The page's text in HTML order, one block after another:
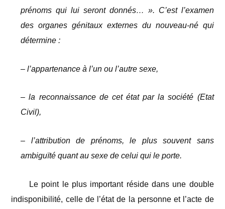
prénoms qui lui seront donnés… ». C’est l’examen
des organes génitaux externes du nouveau-né qui
détermine :
– l’appartenance à l’un ou l’autre sexe,
– la reconnaissance de cet état par la société (Etat
Civil),
– l’attribution de prénoms, le plus souvent sans
ambiguïté quant au sexe de celui qui le porte.
Le point le plus important réside dans une double
indisponibilité, celle de l’état de la personne et l’acte de